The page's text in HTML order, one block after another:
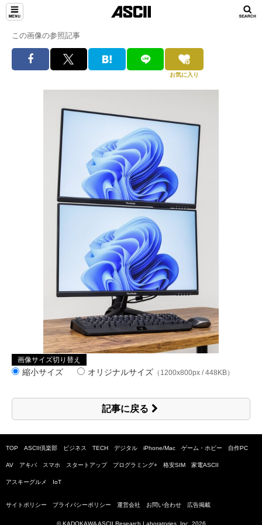
この画像の参照記事
お気に入り
画像サイズ切り替え
縮小サイズ オリジナルサイズ （1200x800px / 448KB）
記事に戻る
TOP ASCII倶楽部 ビジネス TECH デジタル iPhone/Mac ゲーム・ホビー 自作PC
AV アキバ スマホ スタートアップ プログラミング+ 格安SIM 家電ASCII
アスキーグルメ IoT
サイトポリシー プライバシーポリシー 運営会社 お問い合わせ 広告掲載
© KADOKAWA ASCII Research Laboratories, Inc. 2026